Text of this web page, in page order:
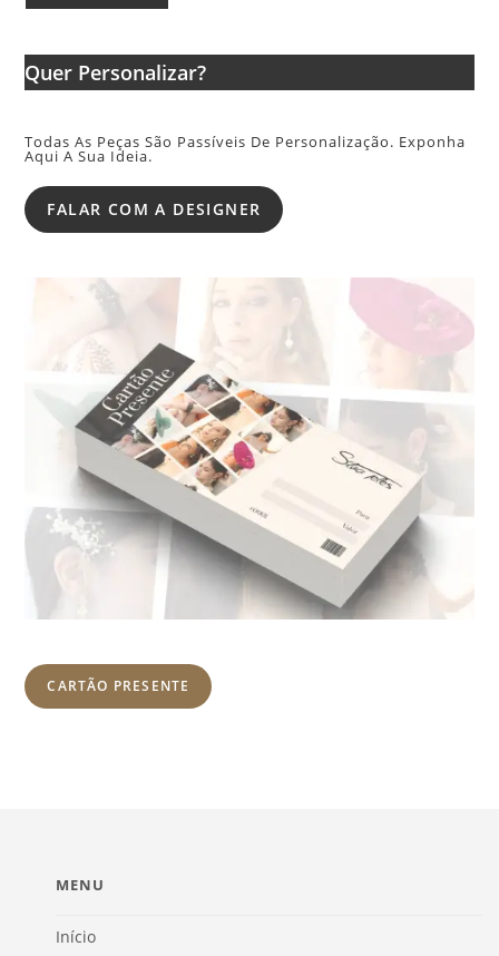
Quer Personalizar?
Todas As Peças São Passíveis De Personalização. Exponha
Aqui A Sua Ideia.
FALAR COM A DESIGNER
CARTÃO PRESENTE
MENU
Início